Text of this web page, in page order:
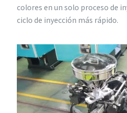
colores en un solo proceso de
ciclo de inyección más rápido.